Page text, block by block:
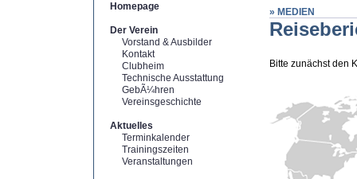
Homepage
Der Verein
Vorstand & Ausbilder
Kontakt
Clubheim
Technische Ausstattung
GebÃ¼hren
Vereinsgeschichte
Aktuelles
Terminkalender
Trainingszeiten
Veranstaltungen
» MEDIEN
Bitte zunächst den